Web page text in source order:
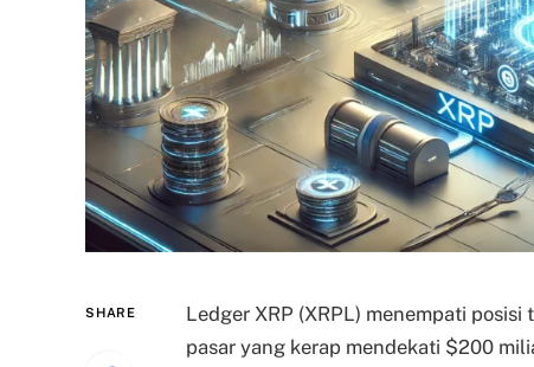
SHARE
Ledger XRP (XRPL) menempati
pasar yang kerap mendekati $200